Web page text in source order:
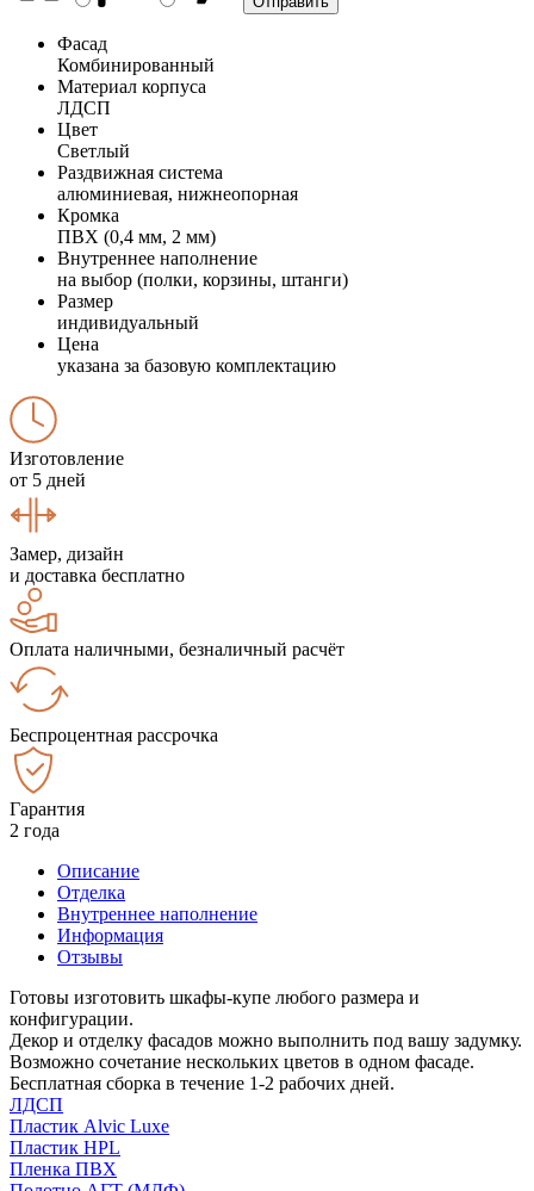
Фасад
Комбинированный
Материал корпуса
ЛДСП
Цвет
Светлый
Раздвижная система
алюминиевая, нижнеопорная
Кромка
ПВХ (0,4 мм, 2 мм)
Внутреннее наполнение
на выбор (полки, корзины, штанги)
Размер
индивидуальный
Цена
указана за базовую комплектацию
Изготовление
от 5 дней
Замер, дизайн
и доставка бесплатно
Оплата наличными, безналичный расчёт
Беспроцентная рассрочка
Гарантия
2 года
Описание
Отделка
Внутреннее наполнение
Информация
Отзывы
Готовы изготовить шкафы-купе любого размера и
конфигурации.
Декор и отделку фасадов можно выполнить под вашу задумку.
Возможно сочетание нескольких цветов в одном фасаде.
Бесплатная сборка в течение 1-2 рабочих дней.
ЛДСП
Пластик Alvic Luxe
Пластик HPL
Пленка ПВХ